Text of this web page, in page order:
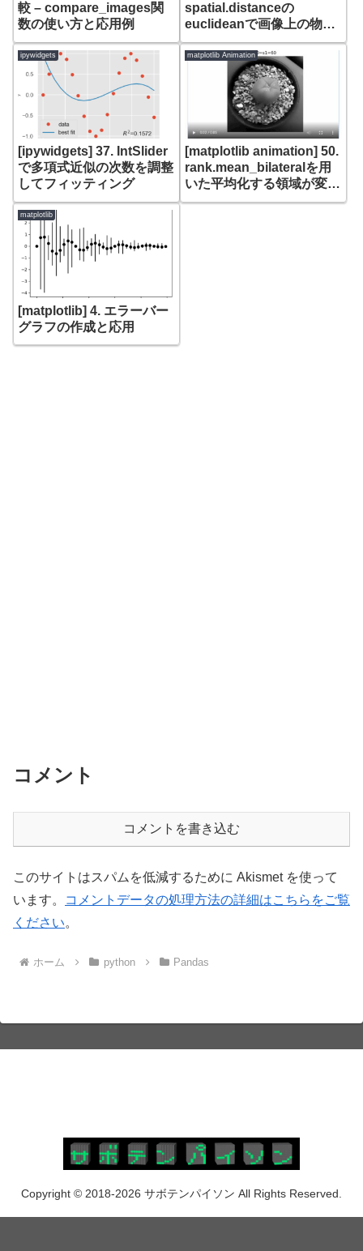
較 – compare_images関
数の使い方と応用例
spatial.distanceの
euclideanで画像上の物体
間のユークリッド距離を求
める
ipywidgets
[ipywidgets] 37. IntSlider
で多項式近似の次数を調整
してフィッティング
matplotlib Animation
[matplotlib animation] 50.
rank.mean_bilateralを用
いた平均化する領域が変化
していくアニメーション
matplotlib
[matplotlib] 4. エラーバー
グラフの作成と応用
コメント
コメントを書き込む
このサイトはスパムを低減するために Akismet を使って
います。
コメントデータの処理方法の詳細はこちらをご覧
ください。
ホーム python Pandas
Copyright © 2018-2026 サボテンパイソン All Rights Reserved.